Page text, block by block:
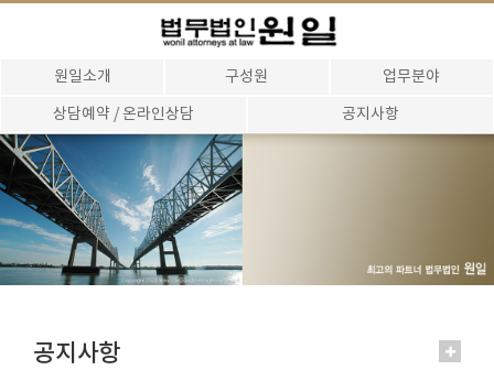
원일소개 구성원 업무분야
상담예약 / 온라인상담 공지사항
공지사항